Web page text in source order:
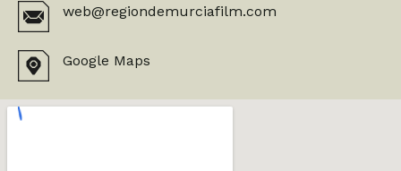
web@regiondemurciafilm.com
Google Maps